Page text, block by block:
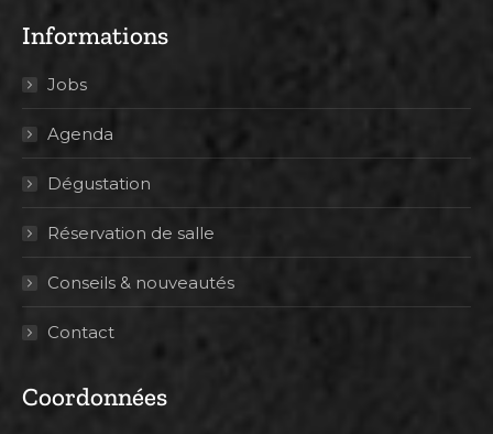
Informations
Jobs
Agenda
Dégustation
Réservation de salle
Conseils & nouveautés
Contact
Coordonnées